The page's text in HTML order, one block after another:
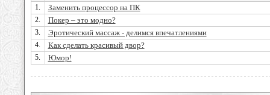
1. Заменить процессор на ПК
2. Покер – это модно?
3. Эротический массаж - делимся впечатлениями
4. Как сделать красивый двор?
5. Юмор!